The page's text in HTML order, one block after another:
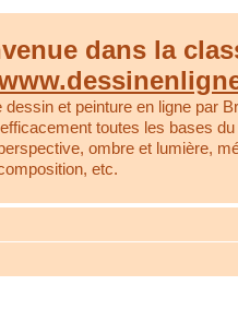
dans la
dessin et peinture en ligne par
toutes les bases
ombre et lumière,
etc.